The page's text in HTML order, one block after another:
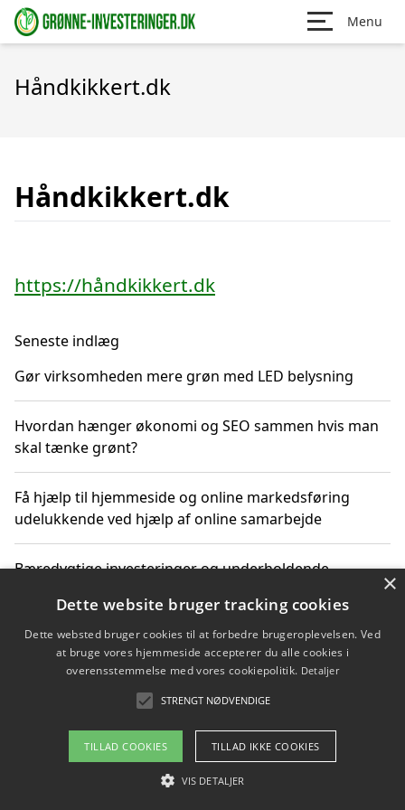
Menu
Håndkikkert.dk
Håndkikkert.dk
https://håndkikkert.dk
Seneste indlæg
Gør virksomheden mere grøn med LED belysning
Hvordan hænger økonomi og SEO sammen hvis man
skal tænke grønt?
Få hjælp til hjemmeside og online markedsføring
udelukkende ved hjælp af online samarbejde
Bæredygtige investeringer og underholdende
Sådan kan online møder for virksomheder fremme
grønne investeringer
Copyright 2026 - Pilanto Aps
Om / kontakt
×
Dette website bruger tracking cookies
Dette websted bruger cookies til at forbedre brugeroplevelsen. Ved
at bruge vores hjemmeside accepterer du alle cookies i
overensstemmelse med vores cookiepolitik. Detaljer
STRENGT NØDVENDIGE
TILLAD COOKIES TILLAD IKKE COOKIES
VIS DETALJER